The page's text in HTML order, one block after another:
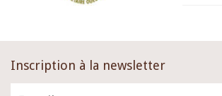
Inscription à la newsletter